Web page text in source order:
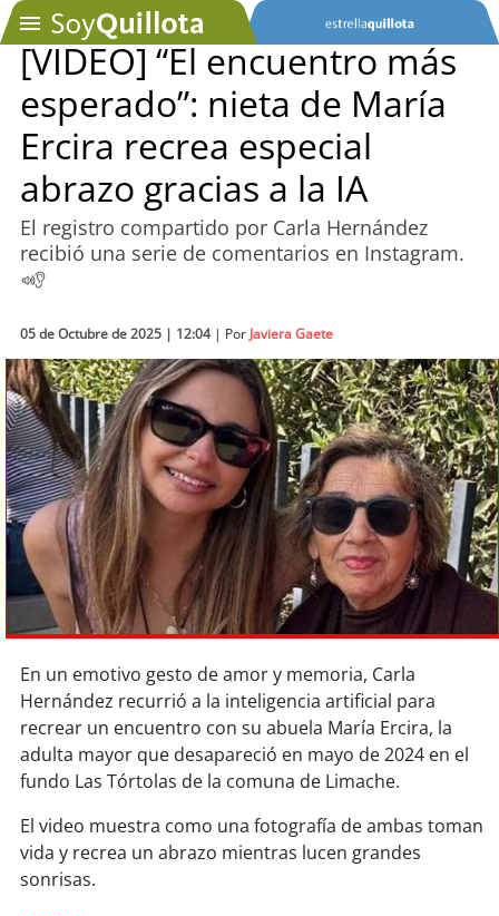
SOYTV
Podcast
Actualidad
Deportes
Tecnología
Sostenibilidad
soychile
soyarica
soyiquique
soy calama
soyantofagasta
soy copiapó
[VIDEO] “El encuentro más
esperado”: nieta de María
Ercira recrea especial
abrazo gracias a la IA
El registro compartido por Carla Hernández
recibió una serie de comentarios en Instagram.
05 de Octubre de 2025 | 12:04| Por Javiera Gaete
En un emotivo gesto de amor y memoria, Carla
Hernández recurrió a la inteligencia artificial para
recrear un encuentro con su abuela María Ercira, la
adulta mayor que desapareció en mayo de 2024 en el
fundo Las Tórtolas de la comuna de Limache.
El video muestra como una fotografía de ambas toman
vida y recrea un abrazo mientras lucen grandes
sonrisas.